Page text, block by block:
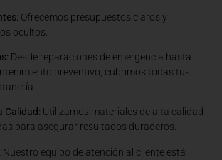
Ofrecemos presupuestos claros y
ocultos.
Desde reparaciones de emergencia hasta
preventivo, cubrimos todas tus
Calidad: Utilizamos materiales de alta calidad
para asegurar resultados duraderos.
Nuestro equipo de atención al cliente está